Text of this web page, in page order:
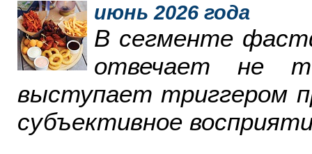
июнь 2026 года
В сегменте
отвечает не
выступает триггером
субъективное